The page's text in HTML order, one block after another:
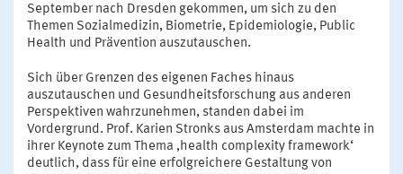
September nach Dresden gekommen, um sich zu den
Themen Sozialmedizin, Biometrie, Epidemiologie, Public
Health und Prävention auszutauschen.
Sich über Grenzen des eigenen Faches hinaus
auszutauschen und Gesundheitsforschung aus anderen
Perspektiven wahrzunehmen, standen dabei im
Vordergrund. Prof. Karien Stronks aus Amsterdam machte in
ihrer Keynote zum Thema ‚health complexity framework‘
deutlich, dass für eine erfolgreichere Gestaltung von